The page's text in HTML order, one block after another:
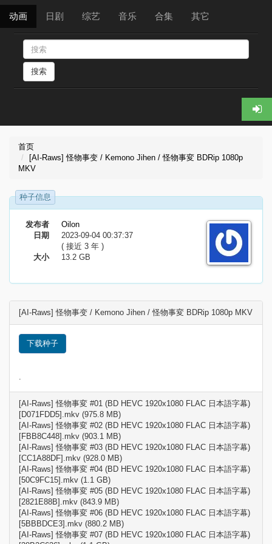
动画 日剧 综艺 音乐 合集 其它
搜索
首页
[AI-Raws] 怪物事变 / Kemono Jihen / 怪物事変 BDRip 1080p
MKV
种子信息
发布者
Oilon
日期
2023-09-04 00:37:37
( 接近 3 年 )
大小
13.2 GB
[AI-Raws] 怪物事变 / Kemono Jihen / 怪物事変 BDRip 1080p MKV
下载种子
.
[AI-Raws] 怪物事変 #01 (BD HEVC 1920x1080 FLAC 日本語字幕)
[D071FDD5].mkv (975.8 MB)
[AI-Raws] 怪物事変 #02 (BD HEVC 1920x1080 FLAC 日本語字幕)
[FBB8C448].mkv (903.1 MB)
[AI-Raws] 怪物事変 #03 (BD HEVC 1920x1080 FLAC 日本語字幕)
[CC1A88DF].mkv (928.0 MB)
[AI-Raws] 怪物事変 #04 (BD HEVC 1920x1080 FLAC 日本語字幕)
[50C9FC15].mkv (1.1 GB)
[AI-Raws] 怪物事変 #05 (BD HEVC 1920x1080 FLAC 日本語字幕)
[2821E88B].mkv (843.9 MB)
[AI-Raws] 怪物事変 #06 (BD HEVC 1920x1080 FLAC 日本語字幕)
[5BBBDCE3].mkv (880.2 MB)
[AI-Raws] 怪物事変 #07 (BD HEVC 1920x1080 FLAC 日本語字幕)